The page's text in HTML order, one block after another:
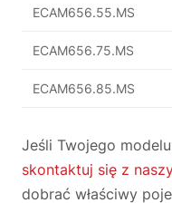
ECAM656.55.MS
ECAM656.75.MS
ECAM656.85.MS
Jeśli Twojego
skontaktuj się z
dobrać właściwy